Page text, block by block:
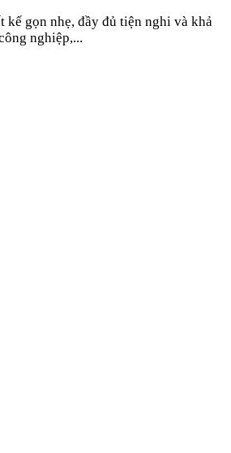
gọn nhẹ, đầy đủ tiện nghi và khả
nghiệp,...